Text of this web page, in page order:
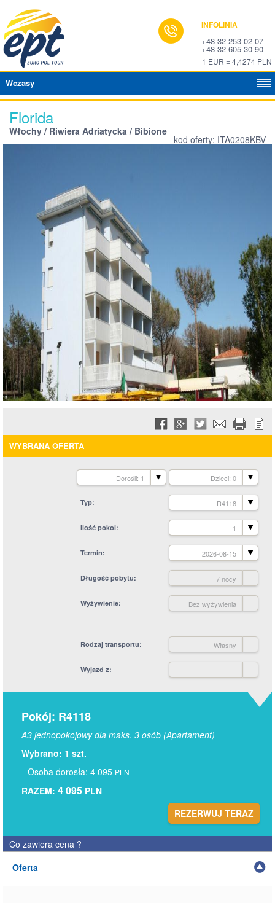
INFOLINIA
+48 32 253 02 07
+48 32 605 30 90
1 EUR = 4,4274 PLN
Wczasy
Florida
Włochy / Riwiera Adriatycka / Bibione
kod oferty: ITA0208KBV
WYBRANA OFERTA
Dorośli: 1 Dzieci: 0
Typ R4118
Ilość pokoi 1
Termin 2026-08-15
Długość pobytu 7 nocy
Wyżywienie Bez wyżywienia
Rodzaj transportu Własny
Wyjazd z
Pokój: R4118
A3 jednopokojowy dla maks. 3 osób (Apartament)
Wybrano: 1 szt.
Osoba dorosła: 4 095 PLN
RAZEM: 4 095 PLN
REZERWUJ TERAZ
Co zawiera cena ?
Oferta